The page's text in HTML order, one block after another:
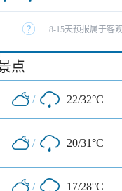
8-15天预报属于客
点
/ 22/32°C
/ 20/31°C
/ 17/28°C